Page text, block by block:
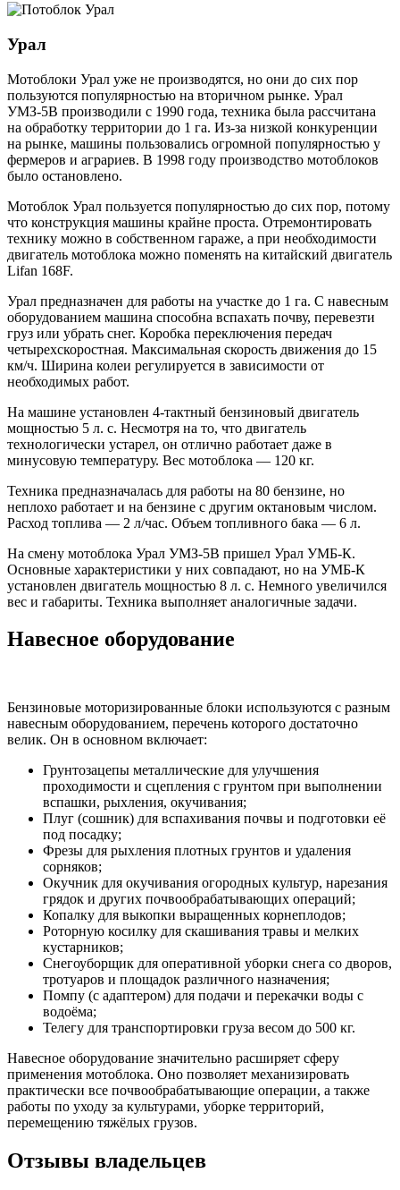
Урал
Мотоблоки Урал уже не производятся, но они до сих пор
пользуются популярностью на вторичном рынке. Урал
УМЗ-5В производили с 1990 года, техника была рассчитана
на обработку территории до 1 га. Из-за низкой конкуренции
на рынке, машины пользовались огромной популярностью у
фермеров и аграриев. В 1998 году производство мотоблоков
было остановлено.
Мотоблок Урал пользуется популярностью до сих пор, потому
что конструкция машины крайне проста. Отремонтировать
технику можно в собственном гараже, а при необходимости
двигатель мотоблока можно поменять на китайский двигатель
Lifan 168F.
Урал предназначен для работы на участке до 1 га. С навесным
оборудованием машина способна вспахать почву, перевезти
груз или убрать снег. Коробка переключения передач
четырехскоростная. Максимальная скорость движения до 15
км/ч. Ширина колеи регулируется в зависимости от
необходимых работ.
На машине установлен 4-тактный бензиновый двигатель
мощностью 5 л. с. Несмотря на то, что двигатель
технологически устарел, он отлично работает даже в
минусовую температуру. Вес мотоблока — 120 кг.
Техника предназначалась для работы на 80 бензине, но
неплохо работает и на бензине с другим октановым числом.
Расход топлива — 2 л/час. Объем топливного бака — 6 л.
На смену мотоблока Урал УМЗ-5В пришел Урал УМБ-К.
Основные характеристики у них совпадают, но на УМБ-К
установлен двигатель мощностью 8 л. с. Немного увеличился
вес и габариты. Техника выполняет аналогичные задачи.
Навесное оборудование
Бензиновые моторизированные блоки используются с разным
навесным оборудованием, перечень которого достаточно
велик. Он в основном включает:
Грунтозацепы металлические для улучшения
проходимости и сцепления с грунтом при выполнении
вспашки, рыхления, окучивания;
Плуг (сошник) для вспахивания почвы и подготовки её
под посадку;
Фрезы для рыхления плотных грунтов и удаления
сорняков;
Окучник для окучивания огородных культур, нарезания
грядок и других почвообрабатывающих операций;
Копалку для выкопки выращенных корнеплодов;
Роторную косилку для скашивания травы и мелких
кустарников;
Снегоуборщик для оперативной уборки снега со дворов,
тротуаров и площадок различного назначения;
Помпу (с адаптером) для подачи и перекачки воды с
водоёма;
Телегу для транспортировки груза весом до 500 кг.
Навесное оборудование значительно расширяет сферу
применения мотоблока. Оно позволяет механизировать
практически все почвообрабатывающие операции, а также
работы по уходу за культурами, уборке территорий,
перемещению тяжёлых грузов.
Отзывы владельцев